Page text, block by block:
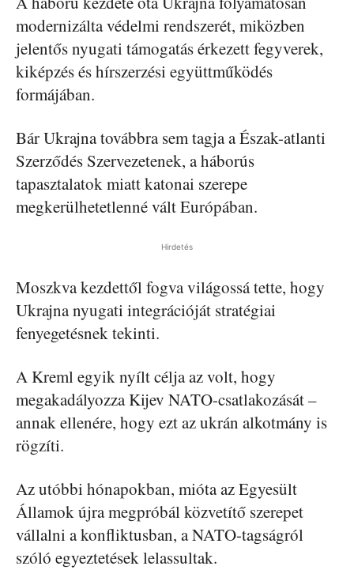
modernizálta védelmi rendszerét, miközben
jelentős nyugati támogatás érkezett fegyverek,
kiképzés és hírszerzési együttműködés
formájában.
Bár Ukrajna továbbra sem tagja a Észak-atlanti
Szerződés Szervezetenek, a háborús
tapasztalatok miatt katonai szerepe
megkerülhetetlenné vált Európában.
Hirdetés
Moszkva kezdettől fogva világossá tette, hogy
Ukrajna nyugati integrációját stratégiai
fenyegetésnek tekinti.
A Kreml egyik nyílt célja az volt, hogy
megakadályozza Kijev NATO-csatlakozását –
annak ellenére, hogy ezt az ukrán alkotmány is
rögzíti.
Az utóbbi hónapokban, mióta az Egyesült
Államok újra megpróbál közvetítő szerepet
vállalni a konfliktusban, a NATO-tagságról
szóló egyeztetések lelassultak.